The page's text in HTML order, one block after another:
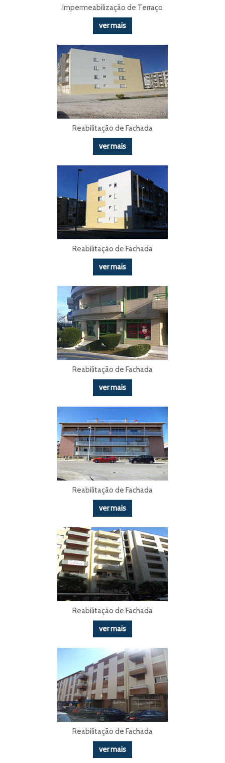
Impermeabilização de Terraço
ver mais
Reabilitação de Fachada
ver mais
Reabilitação de Fachada
ver mais
Reabilitação de Fachada
ver mais
Reabilitação de Fachada
ver mais
Reabilitação de Fachada
ver mais
Reabilitação de Fachada
ver mais